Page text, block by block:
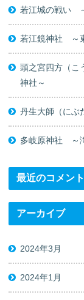
若江城の戦い
若江鏡神社 ～
頭之宮四方（
神社～
丹生大師（に
多岐原神社 ～
最近のコメント
アーカイブ
2024年3月
2024年1月